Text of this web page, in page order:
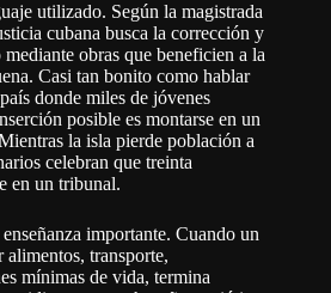
utilizado. Según la magistrada
cubana busca la corrección y
obras que beneficien a la
Casi tan bonito como hablar
donde miles de jóvenes
posible es montarse en un
la isla pierde población a
celebran que treinta
en un tribunal.
importante. Cuando un
alimentos, transporte,
mínimas de vida, termina